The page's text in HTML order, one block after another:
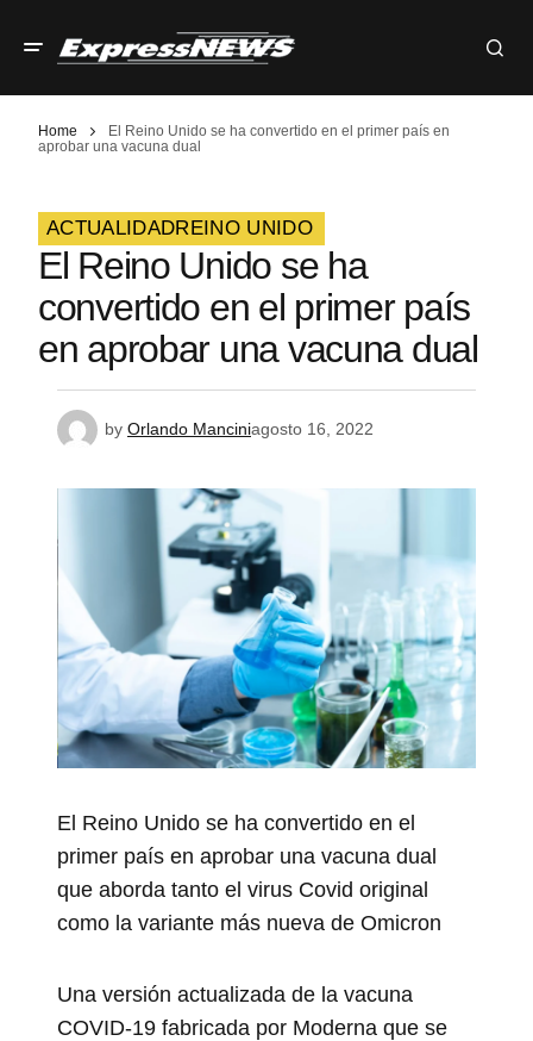
Home
El Reino Unido se ha convertido en el primer país en
aprobar una vacuna dual
ACTUALIDADREINO UNIDO
El Reino Unido se ha
convertido en el primer país
en aprobar una vacuna dual
by Orlando Manciniagosto 16, 2022
El Reino Unido se ha convertido en el
primer país en aprobar una vacuna dual
que aborda tanto el virus Covid original
como la variante más nueva de Omicron
Una versión actualizada de la vacuna
COVID-19 fabricada por Moderna que se